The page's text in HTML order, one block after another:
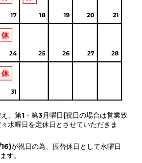
、第1・第3月曜日(祝日の場合は営業致
水曜日を定休日とさせていただきま
が祝日の為、振替休日として水曜日
す。